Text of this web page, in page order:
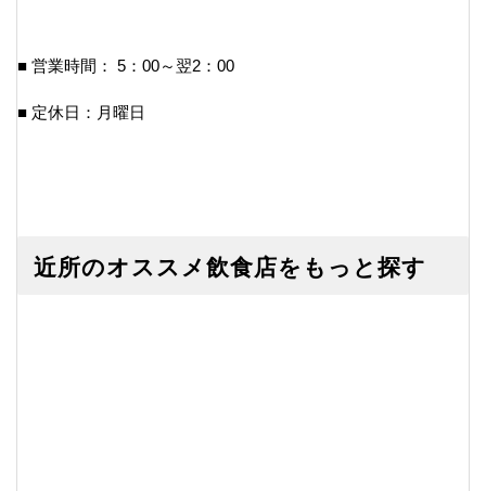
■ 営業時間： 5：00～翌2：00
■ 定休日：月曜日
近所のオススメ飲食店をもっと探す